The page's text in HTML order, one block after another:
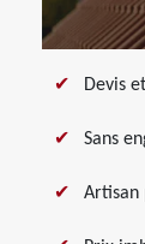
Devis
Sans
Artisan